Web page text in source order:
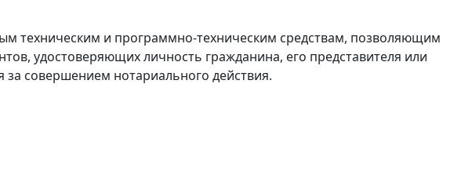
техническим и программно-техническим средствам, позволяющим
удостоверяющих личность гражданина, его представителя или
совершением нотариального действия.